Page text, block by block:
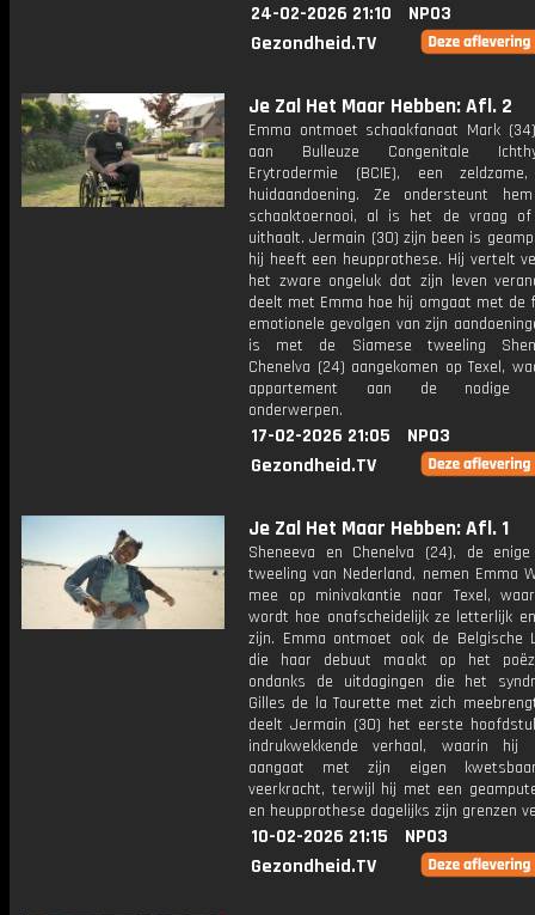
24-02-2026 21:10
NPO3
Gezondheid.TV
Je Zal Het Maar Hebben: Afl. 2
Emma ontmoet schaakfanaat Mark
aan Bulleuze Congenitale
Erytrodermie (BCIE), een
huidaandoening. Ze ondersteunt
schaaktoernooi, al is het de vraag
uithaalt. Jermain (30) zijn been is
hij heeft een heupprothese. Hij vertelt
het zware ongeluk dat zijn leven
deelt met Emma hoe hij omgaat met de
emotionele gevolgen van zijn
is met de Siamese tweeling
Chenelva (24) aangekomen op Texel,
appartement aan de nodige
onderwerpen.
17-02-2026 21:05
NPO3
Gezondheid.TV
Je Zal Het Maar Hebben: Afl. 1
Sheneeva en Chenelva (24), de
tweeling van Nederland, nemen Emma
mee op minivakantie naar Texel,
wordt hoe onafscheidelijk ze letterlijk
zijn. Emma ontmoet ook de Belgische
die haar debuut maakt op het
ondanks de uitdagingen die het
Gilles de la Tourette met zich
deelt Jermain (30) het eerste
indrukwekkende verhaal, waarin
aangaat met zijn eigen
veerkracht, terwijl hij met een
en heupprothese dagelijks zijn grenzen
10-02-2026 21:15
NPO3
Gezondheid.TV